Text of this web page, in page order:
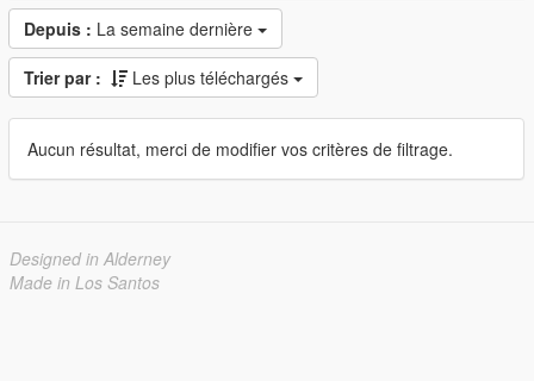
Depuis : La semaine dernière
Trier par : Les plus téléchargés
Aucun résultat, merci de modifier vos critères de filtrage.
Designed in Alderney
Made in Los Santos